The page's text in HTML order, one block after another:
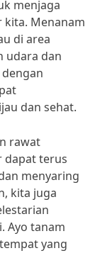
menjaga
kita. Menanam
di area
udara dan
dan sehat.
rawat
dapat terus
menyaring
kita juga
Ayo tanam
yang